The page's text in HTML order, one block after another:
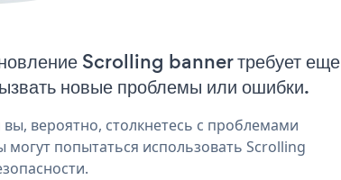
Scrolling banner требует еще
новые проблемы или ошибки.
вероятно, столкнетесь с проблемами
могут попытаться использовать Scrolling